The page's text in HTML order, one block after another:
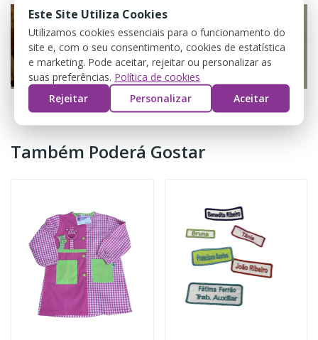
Também Poderá Gostar
Este Site Utiliza Cookies
Utilizamos cookies essenciais para o funcionamento do
site e, com o seu consentimento, cookies de estatística
e marketing. Pode aceitar, rejeitar ou personalizar as
suas preferências. Política de cookies
Rejeitar
Personalizar Aceitar